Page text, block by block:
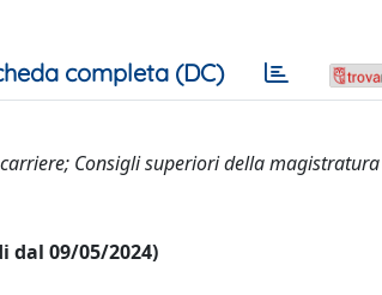
completa (DC)
Consigli superiori della
09/05/2024)